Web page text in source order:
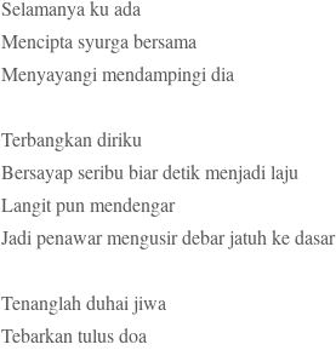
Selamanya ku ada
Mencipta syurga bersama
Menyayangi mendampingi dia
Terbangkan diriku
Bersayap seribu biar detik menjadi laju
Langit pun mendengar
Jadi penawar mengusir debar jatuh ke dasar
Tenanglah duhai jiwa
Tebarkan tulus doa